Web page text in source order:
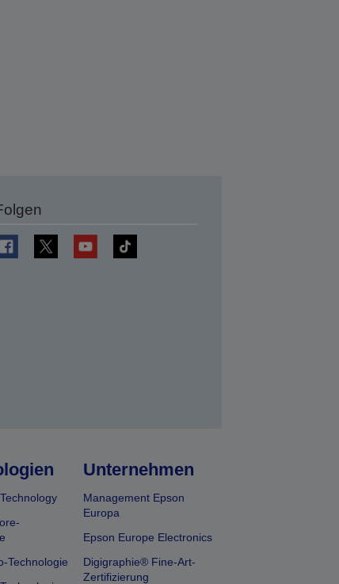
Technologie
Unternehmen
Management Epson
Europa
Epson Europe Electronics
Digigraphie® Fine-Art-
Zertifizierung